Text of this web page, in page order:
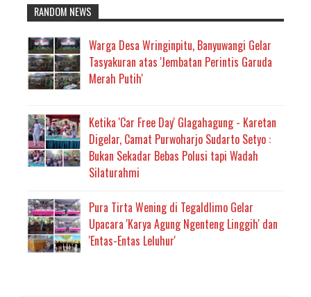
RANDOM NEWS
Warga Desa Wringinpitu, Banyuwangi Gelar
Tasyakuran atas 'Jembatan Perintis Garuda
Merah Putih'
Ketika 'Car Free Day' Glagahagung - Karetan
Digelar, Camat Purwoharjo Sudarto Setyo :
Bukan Sekadar Bebas Polusi tapi Wadah
Silaturahmi
Pura Tirta Wening di Tegaldlimo Gelar
Upacara 'Karya Agung Ngenteng Linggih' dan
'Entas-Entas Leluhur'